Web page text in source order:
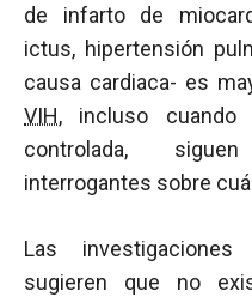
de infarto de
ictus, hipertensión
causa cardiaca- es
VIH, incluso cuando
controlada,
interrogantes sobre
Las
sugieren que no